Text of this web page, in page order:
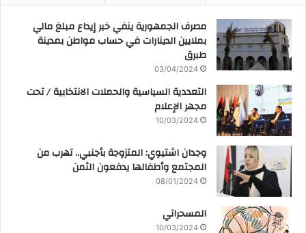
مصرف الجمهورية ينفي خبر إيداع مبلغ مالي
بملايين الدينارات في حساب مواطن بمدينة
طبرق
03/04/2024
التعددية السياسية والحملات الانتخابية / تحت
مجهر الإعلام
10/03/2024
وجدان اشتيوي: المتزوجة بأجنبي.. تهرب من
المجتمع وأطفالها يدفعون الثمن
08/01/2024
المسحراتي
10/03/2024